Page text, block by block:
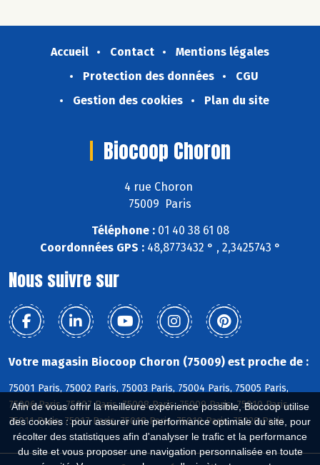
Afin de vous offrir la meilleure expérience possible, Biocoop utilise
des cookies : pour assurer une performance optimale du site, pour
récolter des statistiques afin d'analyser le trafic et la performance
du site et vous proposer une navigation personnalisée en toute
Accueil Contact
Mentions légales
Protection des données
CGU
Gestion des cookies
Plan du site
Biocoop Choron
4 rue Choron
75009 Paris
Téléphone :01 40 38 61 08
Coordonnées GPS :48,8773432 ° , 2,3425743 °
Nous suivre sur
Votre magasin Biocoop Choron (75009) est proche de :
75001 Paris, 75002 Paris, 75003 Paris, 75004 Paris, 75005 Paris,
75006 Paris, 75007 Paris, 75008 Paris, 75009 Paris, 75010 Paris,
75011 Paris, 75017 Paris, 75018 Paris, 75019 Paris, 75020 Paris